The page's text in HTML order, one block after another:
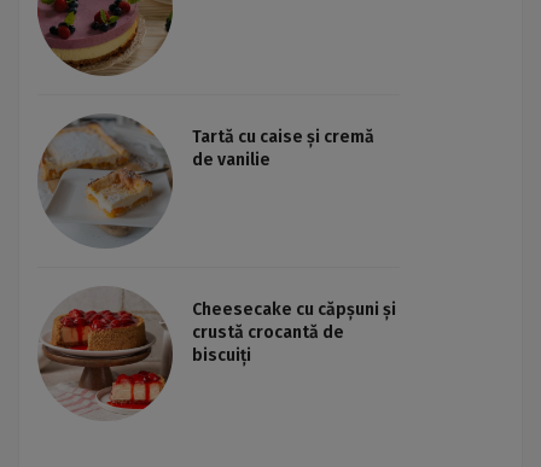
Tartă cu caise și cremă
de vanilie
Cheesecake cu căpșuni și
crustă crocantă de
biscuiți